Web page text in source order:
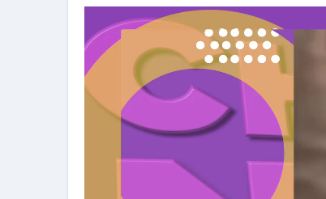
Exclusivas
Silvia Pinal
Uncategorized
Entre lágrimas,
Silvia Pinal
detalles sobre su